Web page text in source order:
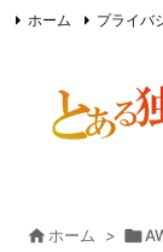
ホーム プライバ
ホーム > 